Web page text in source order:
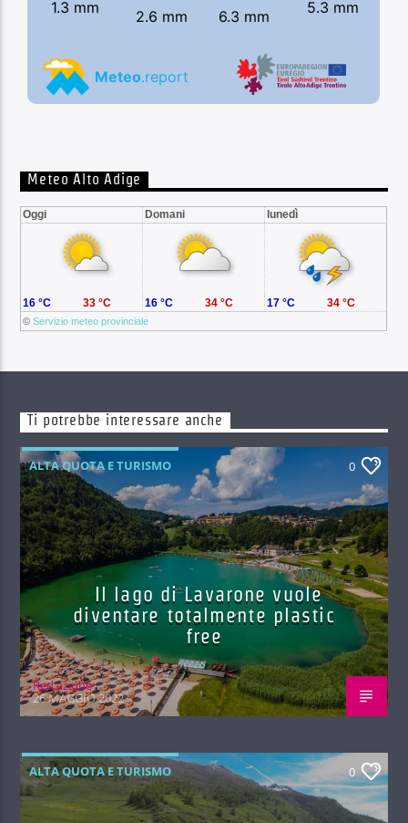
Meteo Alto Adige
Oggi Domani lunedì
©Servizio meteo provinciale
16 °C 33 °C 16 °C 34 °C 17 °C 34 °C
Ti potrebbe interessare anche
ALTA QUOTA E TURISMO 0
Il lago di Lavarone vuole
diventare totalmente plastic
free
Red.azione
26 MAGGIO 2022
ALTA QUOTA E TURISMO 0